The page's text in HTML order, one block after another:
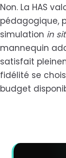
Non. La HAS
pédagogique,
simulation in
mannequin
satisfait
fidélité se
budget